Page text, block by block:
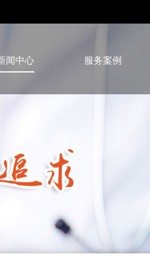
闻中心 服务案例